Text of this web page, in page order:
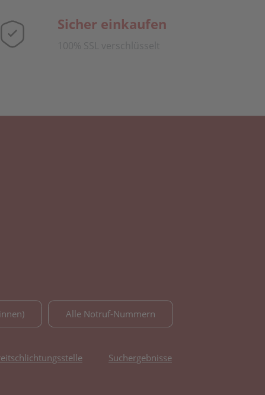
Sicher einkaufen
100% SSL verschlüsselt
Alle Notruf-Nummern
Suchergebnisse